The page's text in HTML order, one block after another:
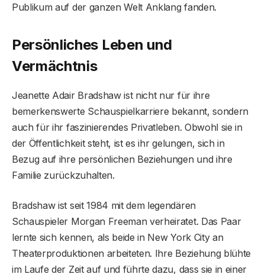
Publikum auf der ganzen Welt Anklang fanden.
Persönliches Leben und
Vermächtnis
Jeanette Adair Bradshaw ist nicht nur für ihre
bemerkenswerte Schauspielkarriere bekannt, sondern
auch für ihr faszinierendes Privatleben. Obwohl sie in
der Öffentlichkeit steht, ist es ihr gelungen, sich in
Bezug auf ihre persönlichen Beziehungen und ihre
Familie zurückzuhalten.
Bradshaw ist seit 1984 mit dem legendären
Schauspieler Morgan Freeman verheiratet. Das Paar
lernte sich kennen, als beide in New York City an
Theaterproduktionen arbeiteten. Ihre Beziehung blühte
im Laufe der Zeit auf und führte dazu, dass sie in einer